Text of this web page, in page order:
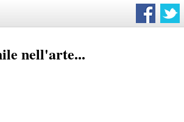
nell'arte...